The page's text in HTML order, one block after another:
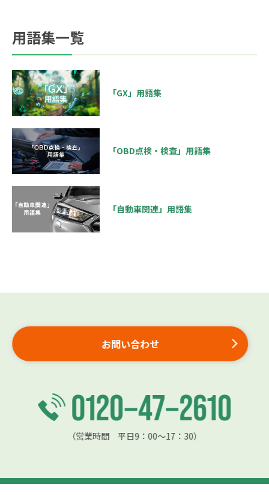
用語集一覧
「GX」用語集
「OBD点検・検査」用語集
「自動車関連」用語集
お問い合わせ
（営業時間 平日9：00〜17：30）